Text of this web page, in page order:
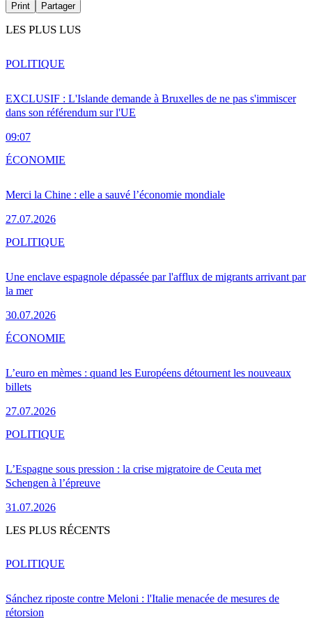
Print Partager
LES PLUS LUS
EXCLUSIF : L'Islande demande à Bruxelles de ne pas s'immiscer
dans son référendum sur l'UE
09:07
POLITIQUE
Merci la Chine : elle a sauvé l’économie mondiale
27.07.2026
ÉCONOMIE
Une enclave espagnole dépassée par l'afflux de migrants arrivant par
la mer
30.07.2026
POLITIQUE
L’euro en mèmes : quand les Européens détournent les nouveaux
billets
27.07.2026
ÉCONOMIE
L’Espagne sous pression : la crise migratoire de Ceuta met
Schengen à l’épreuve
31.07.2026
POLITIQUE
LES PLUS RÉCENTS
Sánchez riposte contre Meloni : l'Italie menacée de mesures de
rétorsion
POLITIQUE